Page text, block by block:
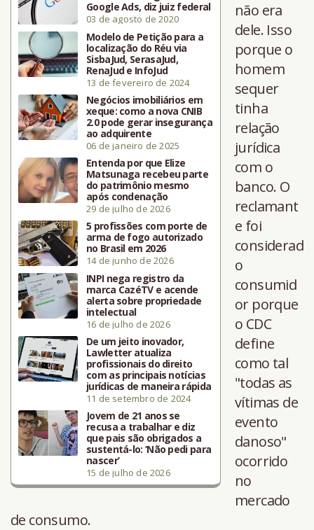
Google Ads, diz juiz federal
03 de agosto de 2020
Modelo de Petição para a
localização do Réu via
SisbaJud, SerasaJud,
RenaJud e InfoJud
13 de fevereiro de 2024
Negócios imobiliários em
xeque: como a nova CNIB
2.0 pode gerar insegurança
ao adquirente
06 de janeiro de 2025
Entenda por que Elize
Matsunaga recebeu parte
do patrimônio mesmo
após condenação
29 de julho de 2026
5 profissões com porte de
arma de fogo autorizado
no Brasil em 2026
14 de junho de 2026
INPI nega registro da
marca CazéTV e acende
alerta sobre propriedade
intelectual
16 de julho de 2026
De um jeito inovador,
Lawletter atualiza
profissionais do direito
com as principais notícias
jurídicas de maneira rápida
11 de setembro de 2024
Jovem de 21 anos se
recusa a trabalhar e diz
que pais são obrigados a
sustentá-lo: ‘Não pedi para
nascer’
15 de julho de 2026
não era
dele. Isso
porque o
homem
sequer
tinha
relação
jurídica
com o
banco. O
reclamant
e foi
considerad
o
consumid
or porque
o CDC
define
como tal
"todas as
vítimas de
evento
danoso"
ocorrido
no
mercado
de consumo.